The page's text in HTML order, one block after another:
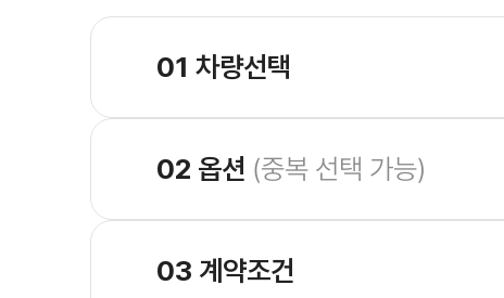
01 차량선택
02 옵션 (중복 선택 가능)
03 계약조건